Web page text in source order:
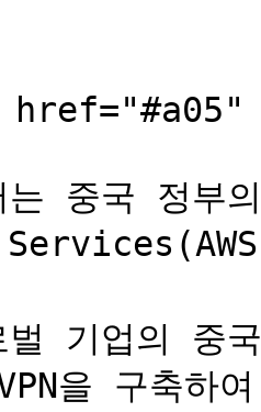
는 중국 정부
벌 기업의 중
을 구축하